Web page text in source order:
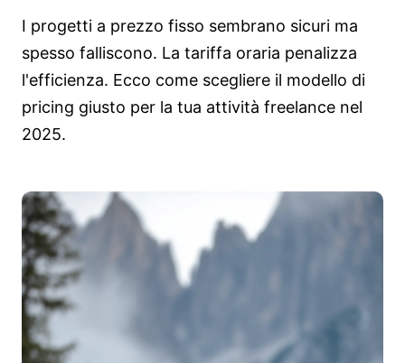
I progetti a prezzo fisso sembrano sicuri ma
spesso falliscono. La tariffa oraria penalizza
l'efficienza. Ecco come scegliere il modello di
pricing giusto per la tua attività freelance nel
2025.